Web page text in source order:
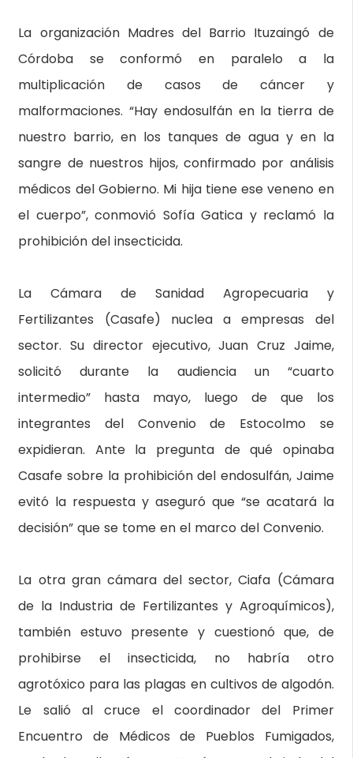
La organización Madres del Barrio Ituzaingó de
Córdoba se conformó en paralelo a la
multiplicación de casos de cáncer y
malformaciones. “Hay endosulfán en la tierra de
nuestro barrio, en los tanques de agua y en la
sangre de nuestros hijos, confirmado por análisis
médicos del Gobierno. Mi hija tiene ese veneno en
el cuerpo”, conmovió Sofía Gatica y reclamó la
prohibición del insecticida.
La Cámara de Sanidad Agropecuaria y
Fertilizantes (Casafe) nuclea a empresas del
sector. Su director ejecutivo, Juan Cruz Jaime,
solicitó durante la audiencia un “cuarto
intermedio” hasta mayo, luego de que los
integrantes del Convenio de Estocolmo se
expidieran. Ante la pregunta de qué opinaba
Casafe sobre la prohibición del endosulfán, Jaime
evitó la respuesta y aseguró que “se acatará la
decisión” que se tome en el marco del Convenio.
La otra gran cámara del sector, Ciafa (Cámara
de la Industria de Fertilizantes y Agroquímicos),
también estuvo presente y cuestionó que, de
prohibirse el insecticida, no habría otro
agrotóxico para las plagas en cultivos de algodón.
Le salió al cruce el coordinador del Primer
Encuentro de Médicos de Pueblos Fumigados,